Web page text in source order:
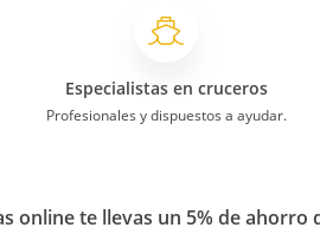
Especialistas en cruceros
Profesionales y dispuestos a ayudar.
online te llevas un 5% de